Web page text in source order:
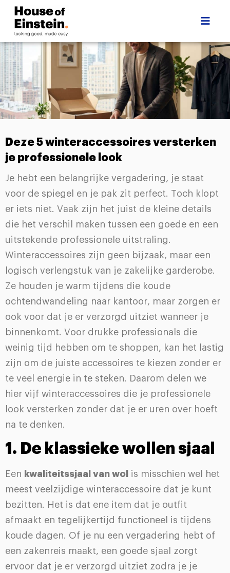
Deze 5 winteraccessoires versterken
je professionele look
Je hebt een belangrijke vergadering, je staat
voor de spiegel en je pak zit perfect. Toch klopt
er iets niet. Vaak zijn het juist de kleine details
die het verschil maken tussen een goede en een
uitstekende professionele uitstraling.
Winteraccessoires zijn geen bijzaak, maar een
logisch verlengstuk van je zakelijke garderobe.
Ze houden je warm tijdens die koude
ochtendwandeling naar kantoor, maar zorgen er
ook voor dat je er verzorgd uitziet wanneer je
binnenkomt. Voor drukke professionals die
weinig tijd hebben om te shoppen, kan het lastig
zijn om de juiste accessoires te kiezen zonder er
te veel energie in te steken. Daarom delen we
hier vijf winteraccessoires die je professionele
look versterken zonder dat je er uren over hoeft
na te denken.
1. De klassieke wollen sjaal
Een kwaliteitssjaal van wol
is misschien wel het
meest veelzijdige winteraccessoire dat je kunt
bezitten. Het is dat ene item dat je outfit
afmaakt en tegelijkertijd functioneel is tijdens
koude dagen. Of je nu een vergadering hebt of
een zakenreis maakt, een goede sjaal zorgt
ervoor dat je er verzorgd uitziet zodra je je